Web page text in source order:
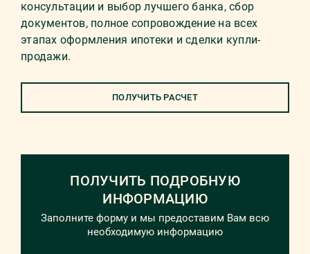
консультации и выбор лучшего банка, сбор
документов, полное сопровождение на всех
этапах оформления ипотеки и сделки купли-
продажи.
ПОЛУЧИТЬ РАСЧЕТ
ПОЛУЧИТЬ ПОДРОБНУЮ
ИНФОРМАЦИЮ
Заполните форму и мы предоставим Вам всю
необходимую информацию